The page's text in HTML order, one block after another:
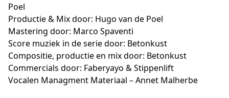
Poel
Productie & Mix door: Hugo van de Poel
Mastering door: Marco Spaventi
Score muziek in de serie door: Betonkust
Compositie, productie en mix door: Betonkust
Commercials door: Faberyayo & Stippenlift
Vocalen Managment Materiaal – Annet Malherbe